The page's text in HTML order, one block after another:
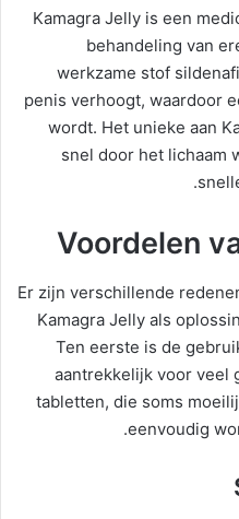
Kamagra Jelly is een
behandeling van
werkzame stof
penis verhoogt, waardoor
wordt. Het unieke aan
snel door het lichaam
Voordelen
Er zijn verschillende
Kamagra Jelly als
Ten eerste is de
aantrekkelijk voor veel
tabletten, die soms
eenvoudig